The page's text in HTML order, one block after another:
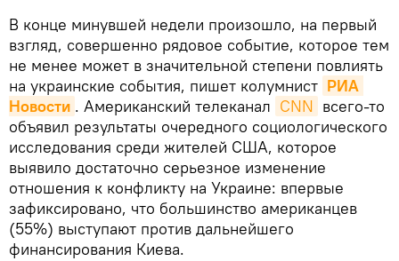
В конце минувшей недели произошло, на первый
взгляд, совершенно рядовое событие, которое тем
не менее может в значительной степени повлиять
на украинские события, пишет колумнист РИА
Новости . Американский телеканал CNN всего-то
объявил результаты очередного социологического
исследования среди жителей США, которое
выявило достаточно серьезное изменение
отношения к конфликту на Украине: впервые
зафиксировано, что большинство американцев
(55%) выступают против дальнейшего
финансирования Киева.